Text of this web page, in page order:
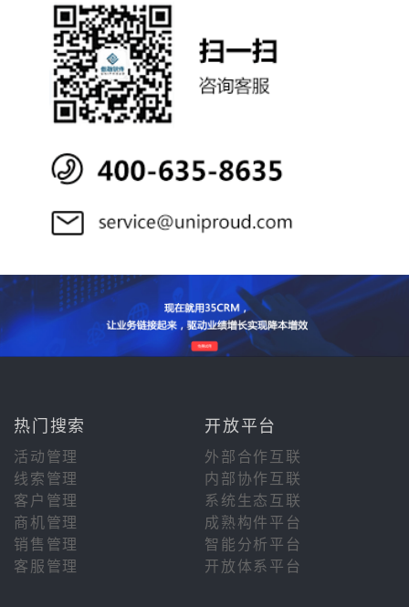
热门搜索 开放平台
活动管理
外部合作互联
线索管理
内部协作互联
客户管理
系统生态互联
商机管理
成熟构件平台
销售管理
智能分析平台
客服管理
开放体系平台